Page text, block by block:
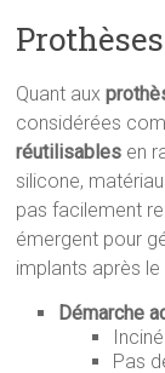
Quant aux
considérées
réutilisables en
silicone,
pas facilement
émergent pour
implants après
Démarche
Pas